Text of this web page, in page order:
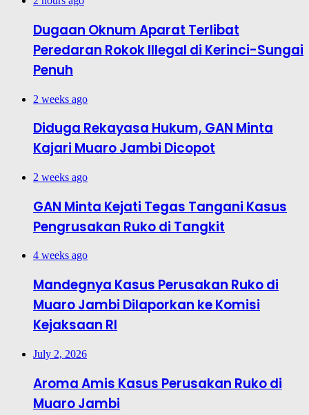
Dugaan Oknum Aparat Terlibat
Peredaran Rokok Illegal di Kerinci-Sungai
Penuh
2 weeks ago
Diduga Rekayasa Hukum, GAN Minta
Kajari Muaro Jambi Dicopot
2 weeks ago
GAN Minta Kejati Tegas Tangani Kasus
Pengrusakan Ruko di Tangkit
4 weeks ago
Mandegnya Kasus Perusakan Ruko di
Muaro Jambi Dilaporkan ke Komisi
Kejaksaan RI
July 2, 2026
Aroma Amis Kasus Perusakan Ruko di
Muaro Jambi